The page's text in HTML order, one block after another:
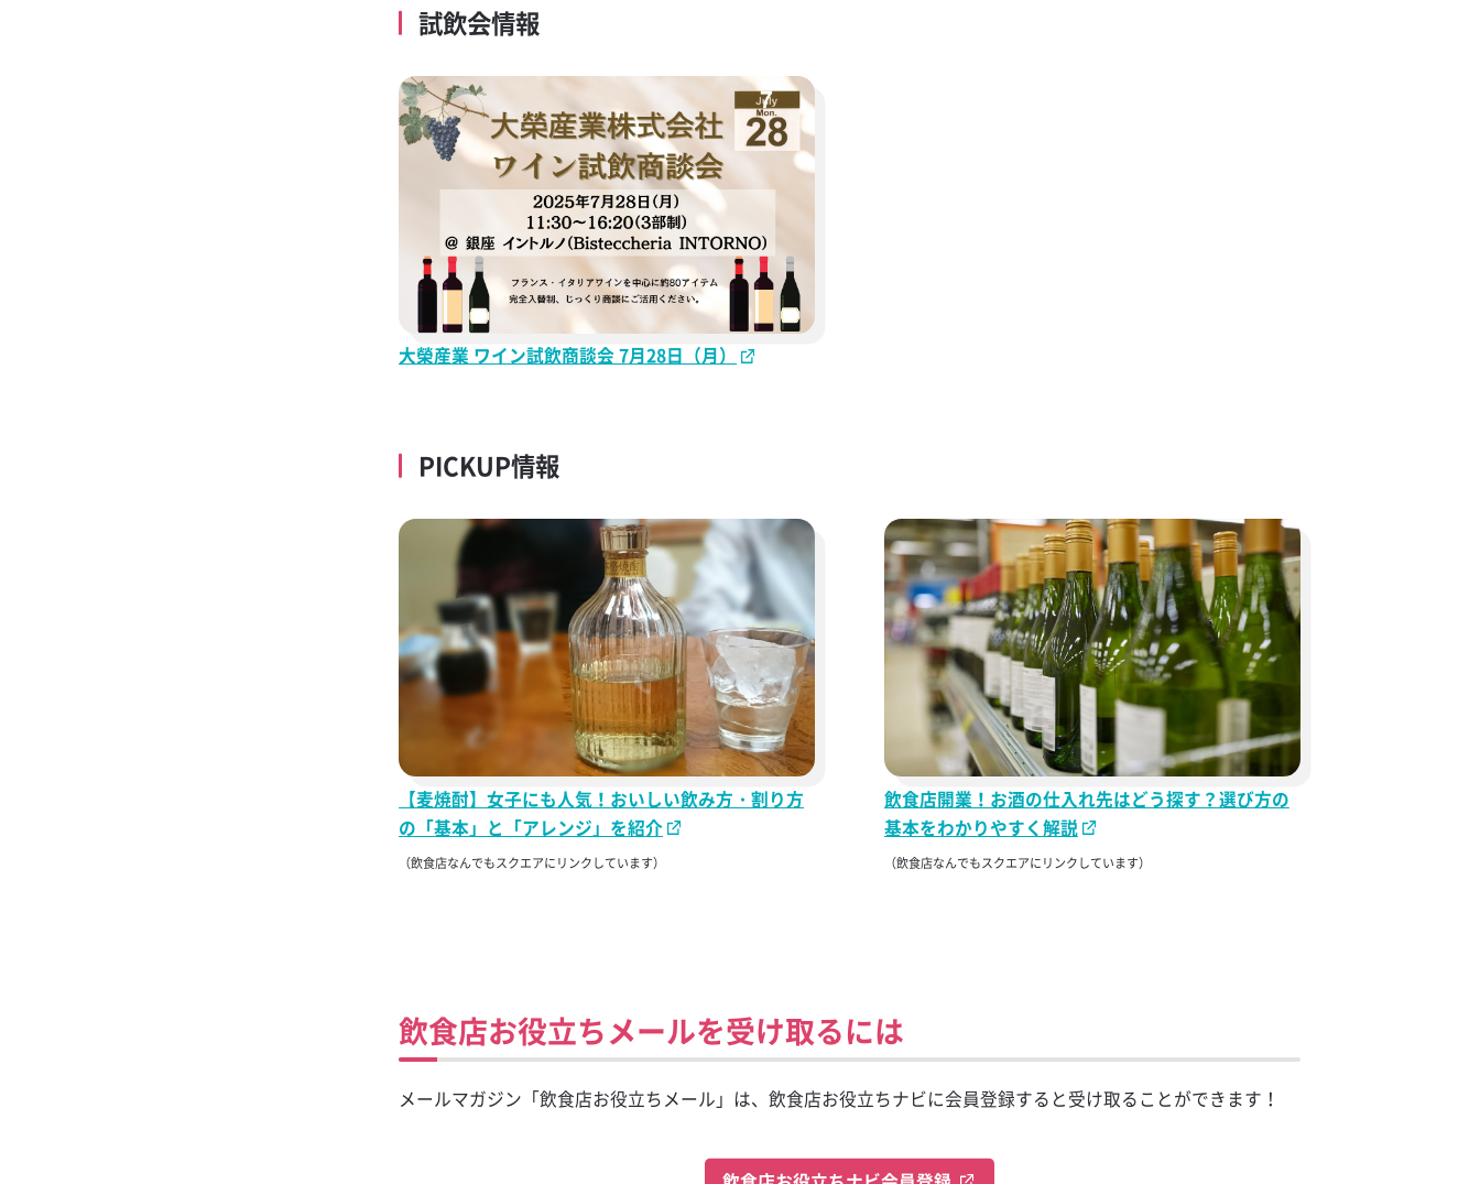
試飲会情報
大榮産業 ワイン試飲商談会 7月28日（月）
PICKUP情報
【麦焼酎】女子にも人気！おいしい飲み方・割り方
の「基本」と「アレンジ」を紹介
（飲食店なんでもスクエアにリンクしています）
飲食店開業！お酒の仕入れ先はどう探す？選び方の
基本をわかりやすく解説
（飲食店なんでもスクエアにリンクしています）
飲食店お役立ちメールを受け取るには
メールマガジン「飲食店お役立ちメール」は、飲食店お役立ちナビに会員登録すると受け取ることができます！